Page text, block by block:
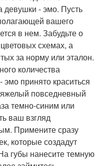
девушки - эмо. Пусть
вашего
в нем. Забудьте о
схемах, а
за норму или эталон.
количества
принято краситься
повседневный
темно-синим или
ваш взгляд
Примените сразу
которые создадут
губы нанесите темную